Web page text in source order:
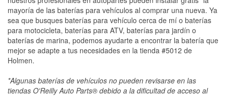
mayoría de las baterías para vehículos al comprar una nueva. Ya
sea que busques baterías para vehículo cerca de mí o baterías
para motocicleta, baterías para ATV, baterías para jardín o
baterías de marina, podemos ayudarte a encontrar la batería que
mejor se adapte a tus necesidades en la tienda #5012 de
Holmen.
*Algunas baterías de vehículos no pueden revisarse en las
tiendas O'Reilly Auto Parts® debido a la dificultad de acceso al